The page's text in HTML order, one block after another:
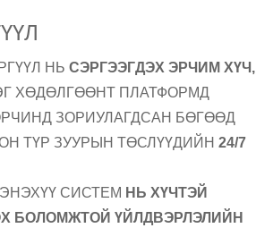
НЬ СЭРГЭЭГДЭХ ЭРЧИМ ХҮЧ,
ХӨДӨЛГӨӨНТ ПЛАТФОРМД
ЗОРИУЛАГДСАН БӨГӨӨД
ТҮР ЗУУРЫН ТӨСЛҮҮДИЙН 24/7
СИСТЕМ НЬ ХҮЧТЭЙ
БОЛОМЖТОЙ ҮЙЛДВЭРЛЭЛИЙН